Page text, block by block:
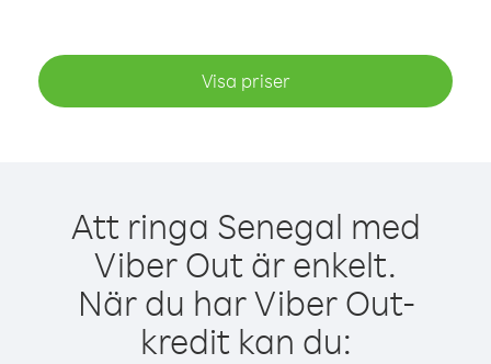
Visa priser
Att ringa Senegal med
Viber Out är enkelt.
När du har Viber Out-
kredit kan du: